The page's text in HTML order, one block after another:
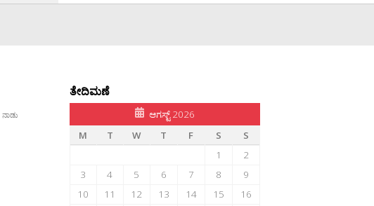
ನಾಡು
ತೇದಿಮಣೆ
ಆಗಸ್ಟ್ 2026
M
T W T F S
S
1
2
3
4 5 6 7 8
9
10
11 12 13 14 15
16